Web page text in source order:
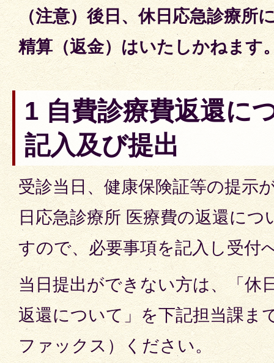
（注意）後日、休日応急診療所
精算（返金）はいたしかねます
1 自費診療費返還に
記入及び提出
受診当日、健康保険証等の提示
日応急診療所 医療費の返還に
すので、必要事項を記入し受付
当日提出ができない方は、「休
返還について」を下記担当課ま
ファックス）ください。